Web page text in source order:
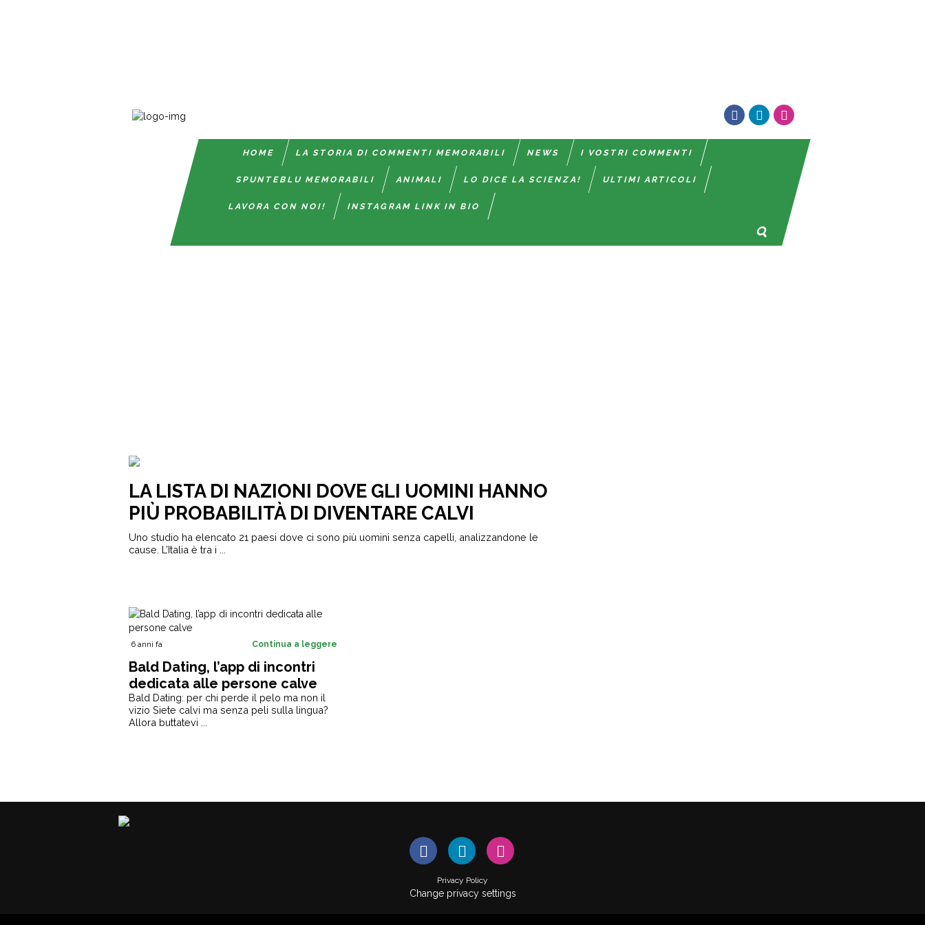
HOME LA STORIA DI COMMENTI MEMORABILI NEWS I VOSTRI COMMENTI
SPUNTEBLU MEMORABILI ANIMALI LO DICE LA SCIENZA! ULTIMI ARTICOLI
LAVORA CON NOI! INSTAGRAM LINK IN BIO
LA LISTA DI NAZIONI DOVE GLI UOMINI HANNO
PIÙ PROBABILITÀ DI DIVENTARE CALVI
Uno studio ha elencato 21 paesi dove ci sono più uomini senza capelli, analizzandone le
cause. L’Italia è tra i ...
6 anni fa Continua a leggere
Bald Dating, l’app di incontri
dedicata alle persone calve
Bald Dating: per chi perde il pelo ma non il
vizio Siete calvi ma senza peli sulla lingua?
Allora buttatevi ...
Privacy Policy
Change privacy settings